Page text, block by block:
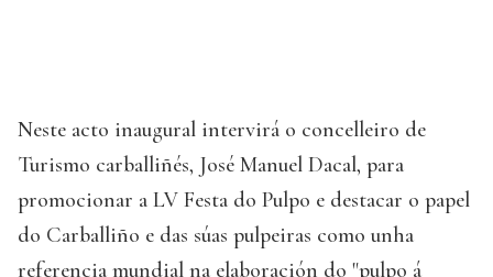
Neste acto inaugural intervirá o concelleiro de
Turismo carballiñés, José Manuel Dacal, para
promocionar a LV Festa do Pulpo e destacar o papel
do Carballiño e das súas pulpeiras como unha
referencia mundial na elaboración do "pulpo á